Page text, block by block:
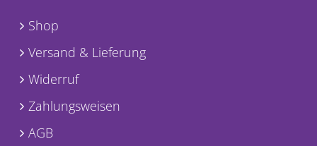
Shop
Versand & Lieferung
Widerruf
Zahlungsweisen
AGB